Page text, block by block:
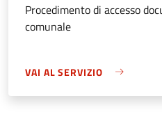
Procedimento di accesso
comunale
VAI AL SERVIZIO